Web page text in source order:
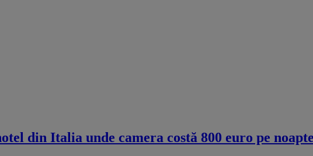
din Italia unde camera costă 800 euro pe